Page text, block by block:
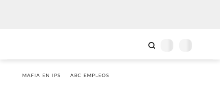
MAFIA EN IPS ABC EMPLEOS